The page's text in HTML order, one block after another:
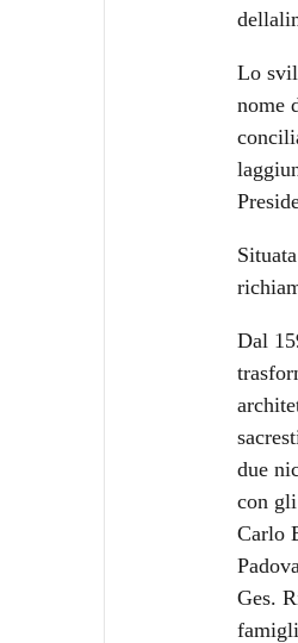
Lo
nome
Dal
due
con
Carlo
Ges.